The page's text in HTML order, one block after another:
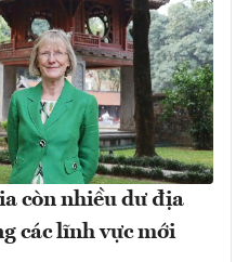
còn nhiều dư địa
các lĩnh vực mới